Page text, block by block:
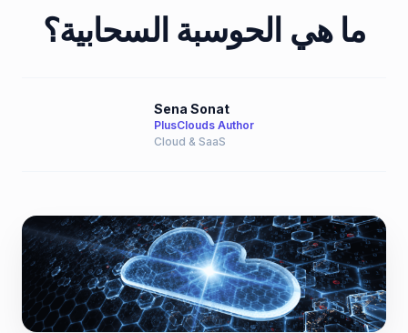
ما هي الحوسبة السحابية؟
Sena Sonat
PlusClouds Author
Cloud & SaaS